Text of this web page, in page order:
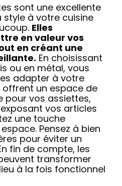
sont une excellente
à votre cuisine
Elles
en valeur vos
en créant une
En choisissant
ou en métal, vous
adapter à votre
offrent un espace de
pour vos assiettes,
vos articles
une touche
Pensez à bien
pour éviter un
fin de compte, les
transformer
à la fois fonctionnel